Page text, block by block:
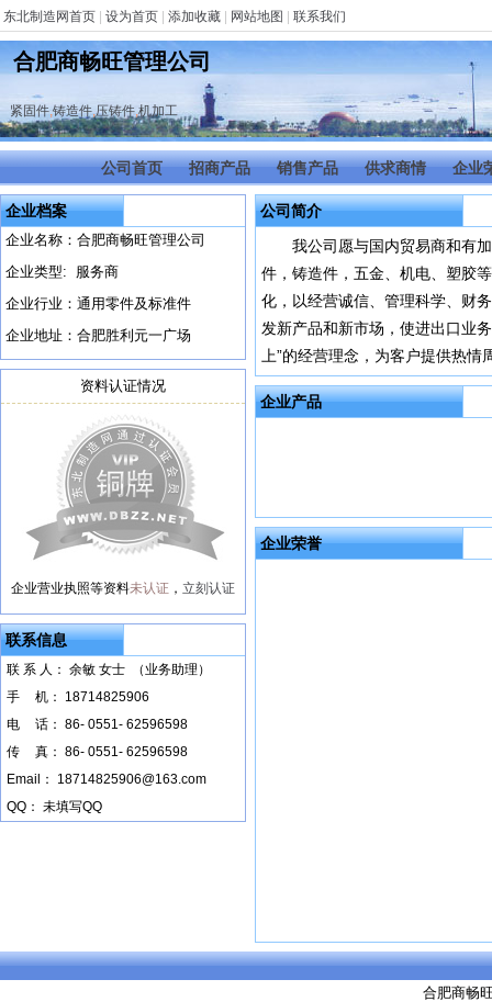
东北制造网首页 设为首页 添加收藏 网站地图 联系我们
合肥商畅旺管理公司
紧固件,铸造件,压铸件,机加工
公司首页 招商产品 销售产品 供求商情 企业
企业档案
企业名称：合肥商畅旺管理公司
企业类型: 服务商
企业行业：通用零件及标准件
企业地址：合肥胜利元一广场
资料认证情况
企业营业执照等资料未认证 ， 立刻认证
联系信息
联 系 人： 余敏 女士 （业务助理）
手
机： 18714825906
电
话： 86- 0551- 62596598
传
真： 86- 0551- 62596598
Email： 18714825906@163.com
QQ： 未填写QQ
公司简介
我公司愿与国内贸易商和有
件，铸造件，五金、机电、塑胶
化，以经营诚信、管理科学、财
发新产品和新市场，使进出口业
上”的经营理念，为客户提供热
企业产品
企业荣誉
合肥商畅